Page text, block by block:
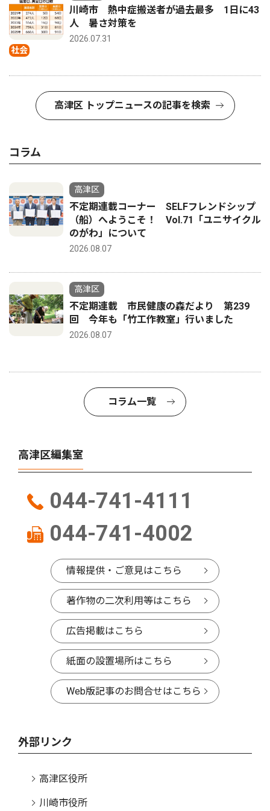
社会
川崎市 熱中症搬送者が過去最多 1日に43
人 暑さ対策を
2026.07.31
高津区 トップニュースの記事を検索
コラム
高津区
不定期連載コーナー SELFフレンドシップ
（船）へようこそ！ Vol.71「ユニサイクル
のがわ」について
2026.08.07
高津区
不定期連載 市民健康の森だより 第239
回 今年も「竹工作教室」行いました
2026.08.07
コラム一覧
高津区編集室
044-741-4111
044-741-4002
情報提供・ご意見はこちら
著作物の二次利用等はこちら
広告掲載はこちら
紙面の設置場所はこちら
Web版記事のお問合せはこちら
外部リンク
高津区役所
川崎市役所